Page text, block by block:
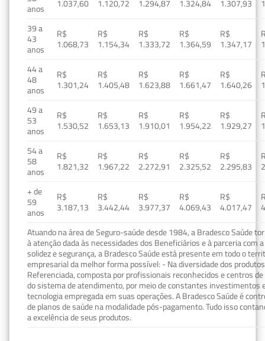
anos
1.037,60
1.120,72
1.294,87
1.324,84
1.307,93
39 a
43
anos
R$
1.068,73
R$
1.154,34
R$
1.333,72
R$
1.364,59
R$
1.347,17
44 a
48
anos
R$
1.301,24
R$
1.405,48
R$
1.623,88
R$
1.661,47
R$
1.640,26
49 a
53
anos
R$
1.530,52
R$
1.653,13
R$
1.910,01
R$
1.954,22
R$
1.929,27
54 a
58
anos
R$
1.821,32
R$
1.967,22
R$
2.272,91
R$
2.325,52
R$
2.295,83
+ de
59
anos
R$
3.187,13
R$
3.442,44
R$
3.977,37
R$
4.069,43
R$
4.017,47
Atuando na área de Seguro-saúde desde 1984, a Bradesco Saúde
à atenção dada às necessidades dos Beneficiários e à parceria com
solidez e segurança, a Bradesco Saúde está presente em todo o
empresarial da melhor forma possível: - Na diversidade dos
Referenciada, composta por profissionais reconhecidos e centros
do sistema de atendimento, por meio de constantes investimentos
tecnologia empregada em suas operações. A Bradesco Saúde é
de planos de saúde na modalidade pós-pagamento. Tudo isso
a excelência de seus produtos.